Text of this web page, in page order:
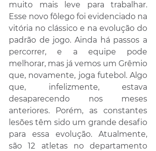
muito mais leve para trabalhar.
Esse novo fôlego foi evidenciado na
vitória no clássico e na evolução do
padrão de jogo. Ainda há passos a
percorrer, e a equipe pode
melhorar, mas já vemos um Grêmio
que, novamente, joga futebol. Algo
que, infelizmente, estava
desaparecendo nos meses
anteriores. Porém, as constantes
lesões têm sido um grande desafio
para essa evolução. Atualmente,
são 12 atletas no departamento